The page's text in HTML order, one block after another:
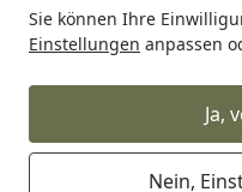
Sie können Ihre
Einstellungen anpassen
Ja,
Nein,
Startseite
Hartje Hartje
Wowow